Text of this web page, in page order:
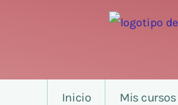
Inicio Mis cursos